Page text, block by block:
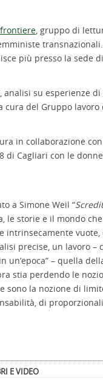
, gruppo di
più presso la sede
analisi su esperienze
cura del Gruppo lavoro
in collaborazione
di Cagliari con le
a Simone Weil “
le storie e il mondo
intrinsecamente vuote,
precise, un lavoro –
un’epoca” – quella
stia perdendo le
sono la nozione di
di
E VIDEO